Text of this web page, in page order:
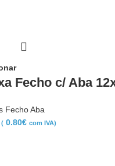
Fecho c/ Aba
Fecho Aba
( 0.80€ com IVA)